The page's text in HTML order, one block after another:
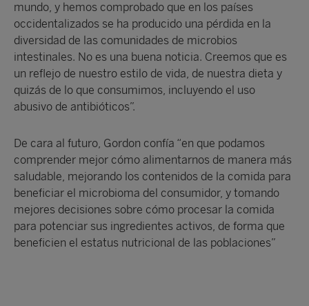
mundo, y hemos comprobado que en los países
occidentalizados se ha producido una pérdida en la
diversidad de las comunidades de microbios
intestinales. No es una buena noticia. Creemos que es
un reflejo de nuestro estilo de vida, de nuestra dieta y
quizás de lo que consumimos, incluyendo el uso
abusivo de antibióticos”.
De cara al futuro, Gordon confía “en que podamos
comprender mejor cómo alimentarnos de manera más
saludable, mejorando los contenidos de la comida para
beneficiar el microbioma del consumidor, y tomando
mejores decisiones sobre cómo procesar la comida
para potenciar sus ingredientes activos, de forma que
beneficien el estatus nutricional de las poblaciones”